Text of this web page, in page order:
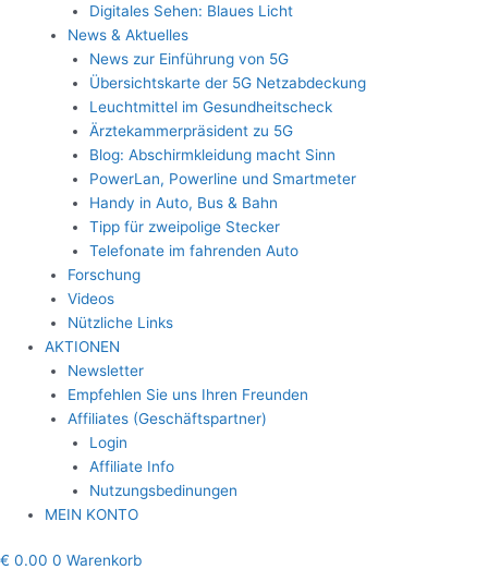
Digitales Sehen: Blaues Licht
News & Aktuelles
News zur Einführung von 5G
Übersichtskarte der 5G Netzabdeckung
Leuchtmittel im Gesundheitscheck
Ärztekammerpräsident zu 5G
Blog: Abschirmkleidung macht Sinn
PowerLan, Powerline und Smartmeter
Handy in Auto, Bus & Bahn
Tipp für zweipolige Stecker
Telefonate im fahrenden Auto
Forschung
Videos
Nützliche Links
AKTIONEN
Newsletter
Empfehlen Sie uns Ihren Freunden
Affiliates (Geschäftspartner)
Login
Affiliate Info
Nutzungsbedinungen
MEIN KONTO
€ 0.00 0 Warenkorb